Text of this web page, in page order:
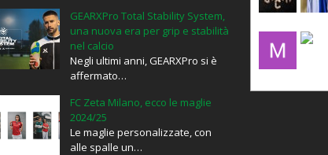
GEARXPro Total Stability System,
una nuova era per grip e stabilità
nel calcio
Negli ultimi anni, GEARXPro si è
affermato…
FC Zeta Milano, ecco le maglie
2024/25
Le maglie personalizzate, con
alle spalle un…